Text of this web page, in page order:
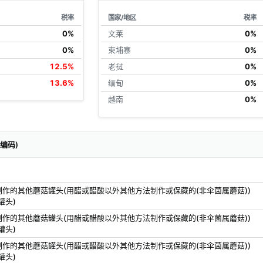
税率
0%
0%
12.5%
13.6%
国家/地区 税率
文莱
0%
柬埔寨
0%
老挝
0%
缅甸
0%
越南
0%
码)
作的其他蘑菇罐头(用醋或醋酸以外其他方法制作或保藏的(非伞菌属蘑菇))
头)
作的其他蘑菇罐头(用醋或醋酸以外其他方法制作或保藏的(非伞菌属蘑菇))
头)
作的其他蘑菇罐头(用醋或醋酸以外其他方法制作或保藏的(非伞菌属蘑菇))
头)